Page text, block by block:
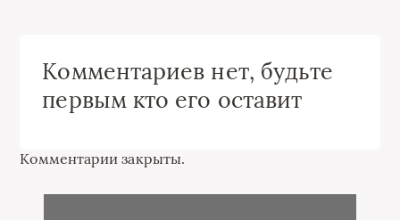
Комментариев нет, будьте
первым кто его оставит
Комментарии закрыты.